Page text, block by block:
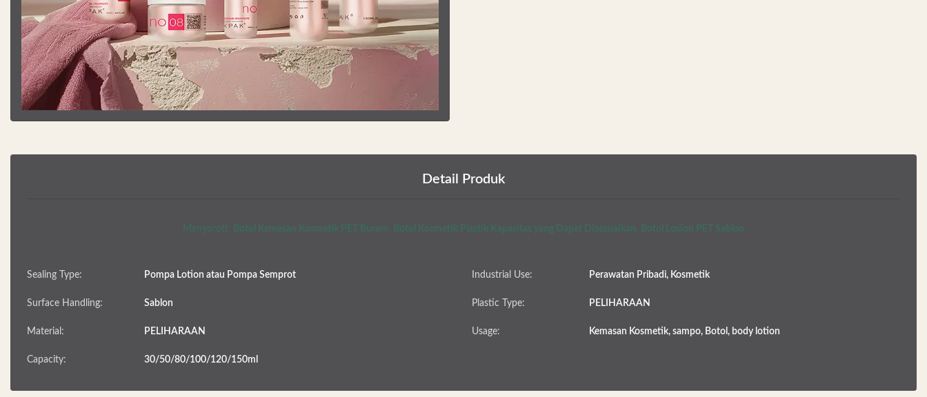
Detail Produk
Menyoroti: Botol Kemasan Kosmetik PET Buram , Botol Kosmetik Plastik Kapasitas yang Dapat Disesuaikan, Botol Losion PET Sablon
Sealing Type: Pompa Lotion atau Pompa Semprot Industrial Use: Perawatan Pribadi, Kosmetik
Surface Handling: Sablon Plastic Type: PELIHARAAN
Material: PELIHARAAN Usage: Kemasan Kosmetik, sampo, Botol, body lotion
Capacity: 30/50/80/100/120/150ml